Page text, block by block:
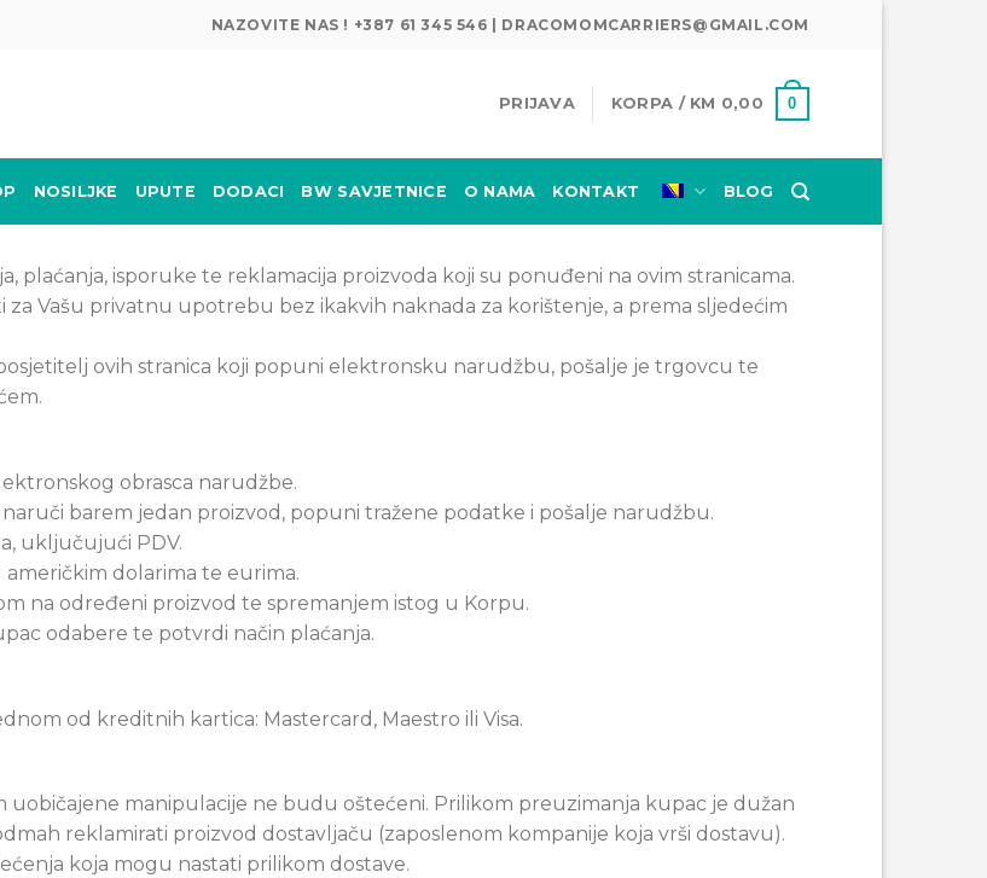
NAZOVITE NAS ! +387 61 345 546 | DRACOMOMCARRIERS@GMAIL.COM
PRIJAVA KORPA / KM 0,00 0
NOSILJKE UPUTE DODACI BW SAVJETNICE O NAMA KONTAKT BLOG
plaćanja, isporuke te reklamacija proizvoda koji su ponuđeni na ovim stranicama.
Vašu privatnu upotrebu bez ikakvih naknada za korištenje, a prema sljedećim
ovih stranica koji popuni elektronsku narudžbu, pošalje je trgovcu te
obrasca narudžbe.
barem jedan proizvod, popuni tražene podatke i pošalje narudžbu.
uključujući PDV.
dolarima te eurima.
na određeni proizvod te spremanjem istog u Korpu.
odabere te potvrdi način plaćanja.
od kreditnih kartica: Mastercard, Maestro ili Visa.
uobičajene manipulacije ne budu oštećeni. Prilikom preuzimanja kupac je dužan
reklamirati proizvod dostavljaču (zaposlenom kompanije koja vrši dostavu).
koja mogu nastati prilikom dostave.